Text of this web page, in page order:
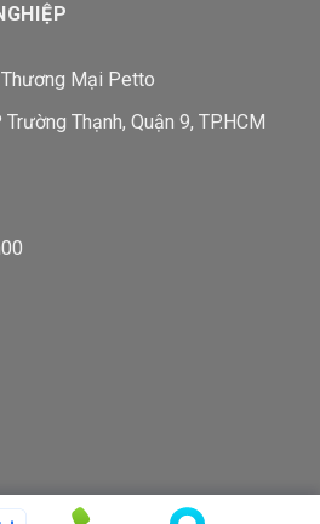
Mại Petto
Thạnh, Quận 9, TP.HCM